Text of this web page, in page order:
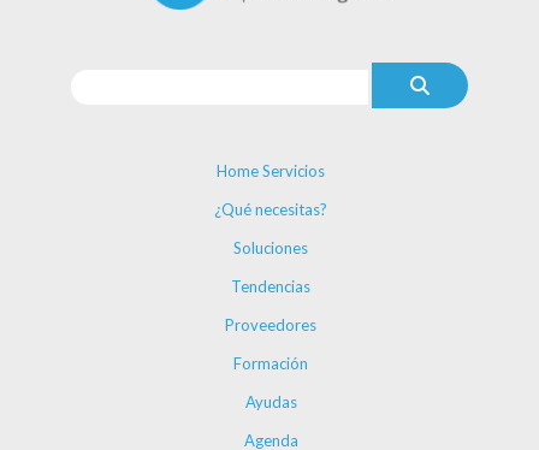
Home Servicios
¿Qué necesitas?
Soluciones
Tendencias
Proveedores
Formación
Ayudas
Agenda